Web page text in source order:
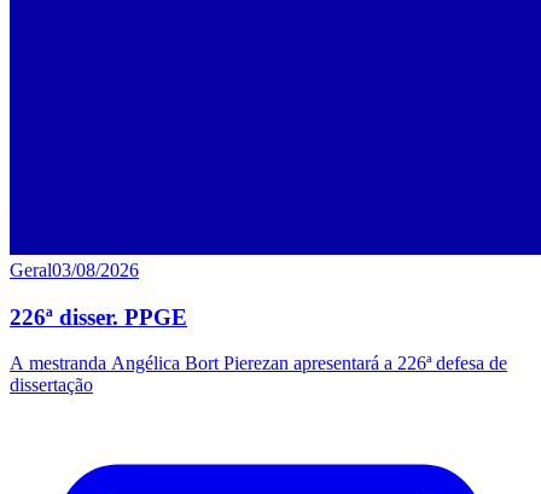
Geral03/08/2026
226ª disser. PPGE
A mestranda Angélica Bort Pierezan apresentará a 226ª defesa de
dissertação